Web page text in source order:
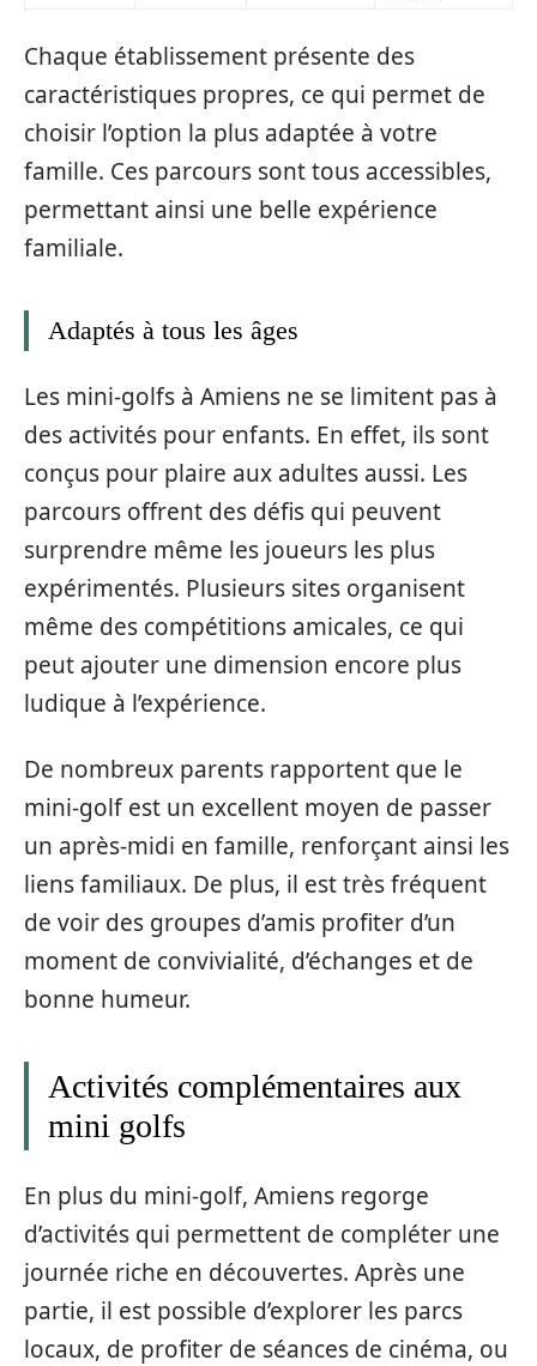
Chaque établissement présente des
caractéristiques propres, ce qui permet de
choisir l’option la plus adaptée à votre
famille. Ces parcours sont tous accessibles,
permettant ainsi une belle expérience
familiale.
Adaptés à tous les âges
Les mini-golfs à Amiens ne se limitent pas à
des activités pour enfants. En effet, ils sont
conçus pour plaire aux adultes aussi. Les
parcours offrent des défis qui peuvent
surprendre même les joueurs les plus
expérimentés. Plusieurs sites organisent
même des compétitions amicales, ce qui
peut ajouter une dimension encore plus
ludique à l’expérience.
De nombreux parents rapportent que le
mini-golf est un excellent moyen de passer
un après-midi en famille, renforçant ainsi les
liens familiaux. De plus, il est très fréquent
de voir des groupes d’amis profiter d’un
moment de convivialité, d’échanges et de
bonne humeur.
Activités complémentaires aux
mini golfs
En plus du mini-golf, Amiens regorge
d’activités qui permettent de compléter une
journée riche en découvertes. Après une
partie, il est possible d’explorer les parcs
locaux, de profiter de séances de cinéma, ou